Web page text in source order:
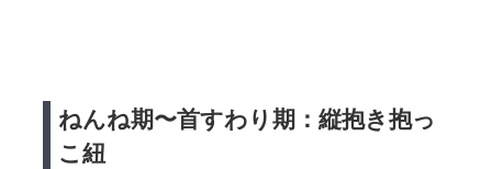
ねんね期〜首すわり期：縦抱き抱っ
こ紐